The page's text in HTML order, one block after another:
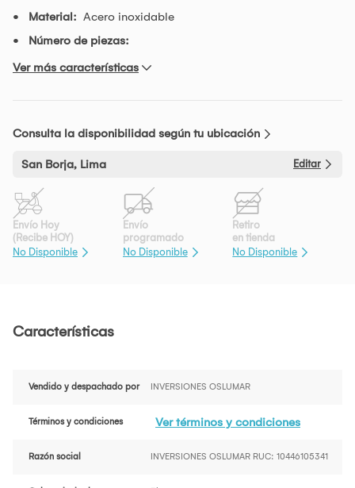
Material: Acero inoxidable
Número de piezas:
Ver más características
Consulta la disponibilidad según tu ubicación
San Borja, Lima Editar
Envío Hoy
(Recibe HOY)
No Disponible
Envío
programado
No Disponible
Retiro
en tienda
No Disponible
Características
Vendido y despachado por INVERSIONES OSLUMAR
Términos y condiciones Ver términos y condiciones
Razón social INVERSIONES OSLUMAR RUC: 10446105341